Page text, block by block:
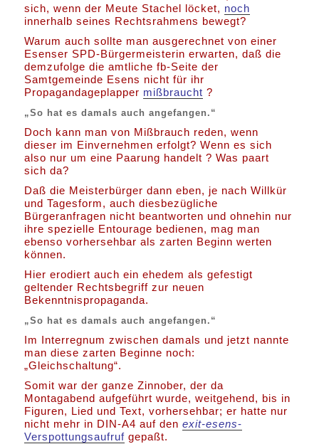
sich, wenn der Meute Stachel löcket, noch
innerhalb seines Rechtsrahmens bewegt?
Warum auch sollte man ausgerechnet von einer
Esenser SPD-Bürgermeisterin erwarten, daß die
demzufolge die amtliche fb-Seite der
Samtgemeinde Esens nicht für ihr
Propagandageplapper mißbraucht ?
„So hat es damals auch angefangen.“
Doch kann man von Mißbrauch reden, wenn
dieser im Einvernehmen erfolgt? Wenn es sich
also nur um eine Paarung handelt ? Was paart
sich da?
Daß die Meisterbürger dann eben, je nach Willkür
und Tagesform, auch diesbezügliche
Bürgeranfragen nicht beantworten und ohnehin nur
ihre spezielle Entourage bedienen, mag man
ebenso vorhersehbar als zarten Beginn werten
können.
Hier erodiert auch ein ehedem als gefestigt
geltender Rechtsbegriff zur neuen
Bekenntnispropaganda.
„So hat es damals auch angefangen.“
Im Interregnum zwischen damals und jetzt nannte
man diese zarten Beginne noch:
„Gleichschaltung“.
Somit war der ganze Zinnober, der da
Montagabend aufgeführt wurde, weitgehend, bis in
Figuren, Lied und Text, vorhersehbar; er hatte nur
nicht mehr in DIN-A4 auf denexit-esens-
Verspottungsaufruf gepaßt.